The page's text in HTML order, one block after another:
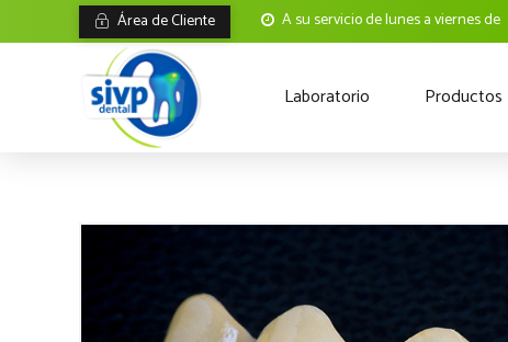
Área de Cliente A su servicio de lunes a viernes de
Laboratorio Productos